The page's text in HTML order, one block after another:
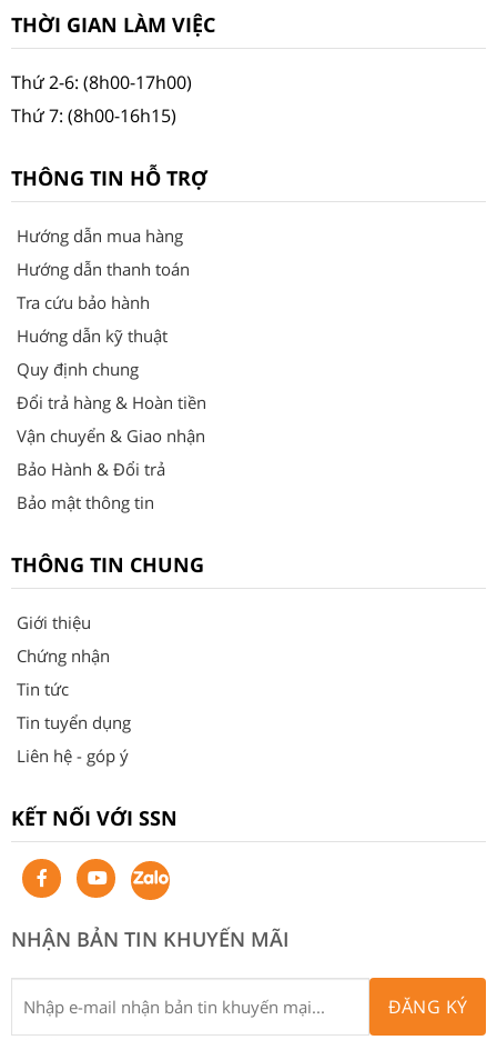
THỜI GIAN LÀM VIỆC
Thứ 2-6: (8h00-17h00)
Thứ 7: (8h00-16h15)
THÔNG TIN HỖ TRỢ
Hướng dẫn mua hàng
Hướng dẫn thanh toán
Tra cứu bảo hành
Huớng dẫn kỹ thuật
Quy định chung
Đổi trả hàng & Hoàn tiền
Vận chuyển & Giao nhận
Bảo Hành & Đổi trả
Bảo mật thông tin
THÔNG TIN CHUNG
Giới thiệu
Chứng nhận
Tin tức
Tin tuyển dụng
Liên hệ - góp ý
KẾT NỐI VỚI SSN
NHẬN BẢN TIN KHUYẾN MÃI
ĐĂNG KÝ